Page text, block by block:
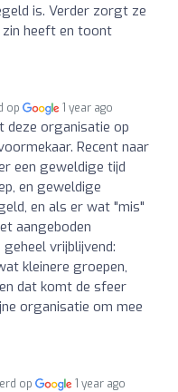
is. Verder zorgt ze
heeft en toont
op 1 year ago
deze organisatie op
Recent naar
een geweldige tijd
en geweldige
en als er wat "mis"
aangeboden
vrijblijvend:
kleinere groepen,
dat komt de sfeer
organisatie om mee
op 1 year ago